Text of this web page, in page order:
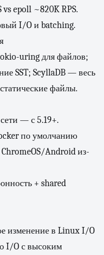
epoll ~820K RPS.
I/O и batching.
uring для файлов;
SST; ScyllaDB — весь
файлы.
— с 5.19+.
по умолчанию
Android из-
+ shared
изменение в Linux I/O
I/O с высоким